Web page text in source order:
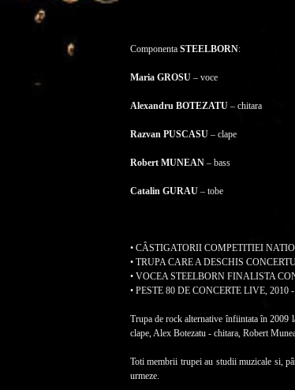
Componenta STEELBORN:
Maria GROSU– voce
Alexandru BOTEZATU– chitara
Razvan PUSCASU– clape
Robert MUNEAN– bass
Catalin GURAU– tobe
• CÂSTIGATORII COMPETITIEI
• TRUPA CARE A DESCHIS
• VOCEA STEELBORN FINALISTA
• PESTE 80 DE CONCERTE LIVE, 2010
Trupa de rock alternative înfiintata în 2009
clape, Alex Botezatu - chitara, Robert
Toti membrii trupei au studii muzicale si,
urmeze.